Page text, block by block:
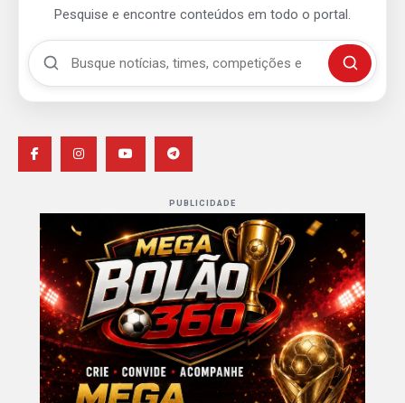
Pesquise e encontre conteúdos em todo o portal.
Buscar no Mengão 360
Buscar
PUBLICIDADE